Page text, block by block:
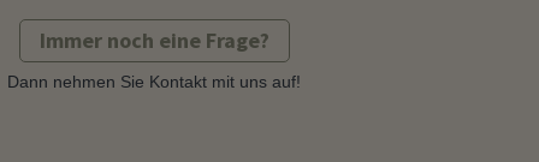
Immer noch eine Frage?
Dann nehmen Sie Kontakt mit uns auf!